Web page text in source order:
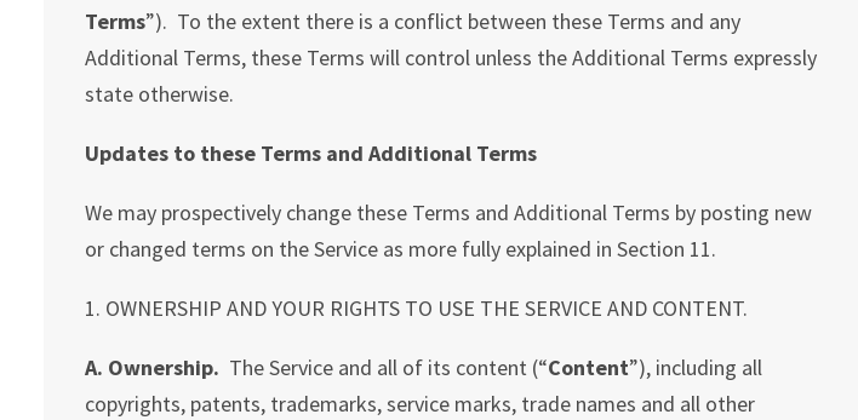
Terms”). To the extent there is a conflict between these Terms and any
Additional Terms, these Terms will control unless the Additional Terms expressly
state otherwise.
Updates to these Terms and Additional Terms
We may prospectively change these Terms and Additional Terms by posting new
or changed terms on the Service as more fully explained in Section 11.
1. OWNERSHIP AND YOUR RIGHTS TO USE THE SERVICE AND CONTENT.
A. Ownership. The Service and all of its content (“Content”), including all
copyrights, patents, trademarks, service marks, trade names and all other